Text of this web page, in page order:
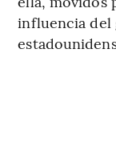
influencia del